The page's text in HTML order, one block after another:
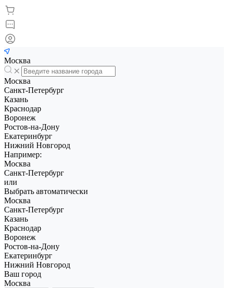
Москва
Москва
Санкт-Петербург
Казань
Краснодар
Воронеж
Ростов-на-Дону
Екатеринбург
Нижний Новгород
Например:
Москва
Санкт-Петербург
или
Выбрать автоматически
Москва
Санкт-Петербург
Казань
Краснодар
Воронеж
Ростов-на-Дону
Екатеринбург
Нижний Новгород
Ваш город
Москва